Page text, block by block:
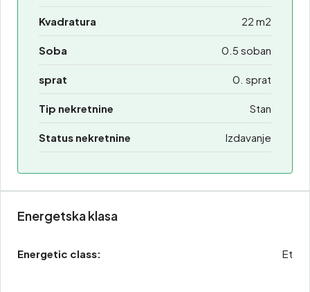
Kvadratura 22 m2
Soba 0.5 soban
sprat 0. sprat
Tip nekretnine Stan
Status nekretnine Izdavanje
Energetska klasa
Energetic class: Et